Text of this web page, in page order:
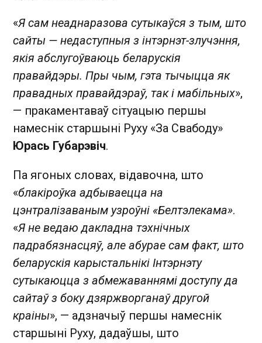
«Я сам неаднаразова сутыкаўся з тым, што
сайты — недаступныя з інтэрнэт-злучэння,
якія абслугоўваюць беларускія
правайдэры. Пры чым, гэта тычыцца як
правадных правайдэраў, так і мабільных»,
— пракаментаваў сітуацыю першы
намеснік старшыні Руху «За Свабоду»
Юрась Губарэвіч.
Па ягоных словах, відавочна, што
«блакіроўка адбываецца на
цэнтралізаваным узроўні «Белтэлекама».
«Я не ведаю дакладна тэхнічных
падрабязнасцяў, але абурае сам факт, што
беларускія карыстальнікі Інтэрнэту
сутыкаюцца з абмежаваннямі доступу да
сайтаў з боку дзяржворганаў другой
краіны», — адзначыў першы намеснік
старшыні Руху, дадаўшы, што